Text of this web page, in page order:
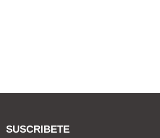
SUSCRIBETE